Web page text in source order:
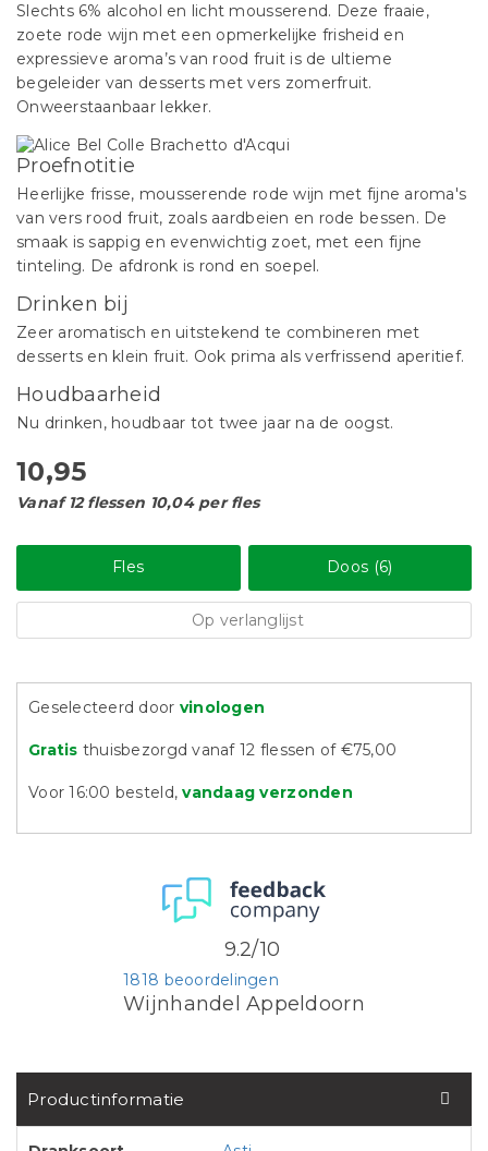
Slechts 6% alcohol en licht mousserend. Deze fraaie,
zoete rode wijn met een opmerkelijke frisheid en
expressieve aroma’s van rood fruit is de ultieme
begeleider van desserts met vers zomerfruit.
Onweerstaanbaar lekker.
Proefnotitie
Heerlijke frisse, mousserende rode wijn met fijne aroma's
van vers rood fruit, zoals aardbeien en rode bessen. De
smaak is sappig en evenwichtig zoet, met een fijne
tinteling. De afdronk is rond en soepel.
Drinken bij
Zeer aromatisch en uitstekend te combineren met
desserts en klein fruit. Ook prima als verfrissend aperitief.
Houdbaarheid
Nu drinken, houdbaar tot twee jaar na de oogst.
10,95
Vanaf 12 flessen 10,04 per fles
Fles Doos (6)
Op verlanglijst
Geselecteerd door vinologen
Gratis thuisbezorgd vanaf 12 flessen of €75,00
Voor 16:00 besteld,vandaag verzonden
Wijnhandel Appeldoorn
1818 beoordelingen
9.2/10
Productinformatie